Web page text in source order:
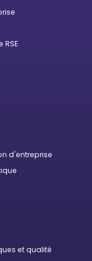
d'entreprise
et qualité